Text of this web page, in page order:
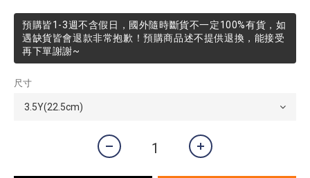
預購皆1-3週不含假日，國外隨時斷貨不一定100%有貨，如
遇缺貨皆會退款非常抱歉！預購商品述不提供退換，能接受
再下單謝謝~
尺寸